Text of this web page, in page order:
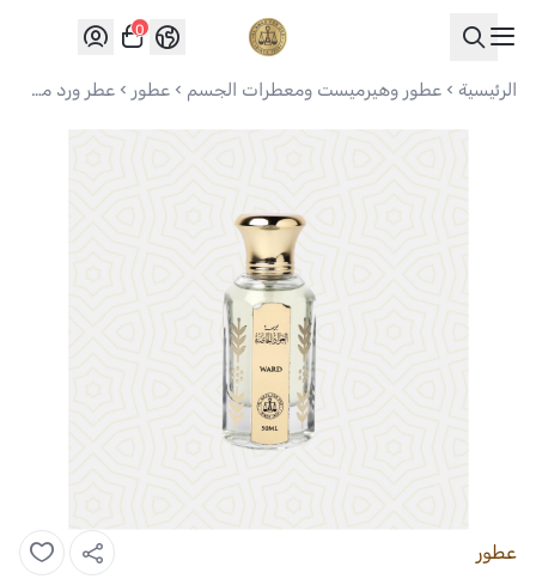
العواد للعود
0
الرئيسية عطور وهيرميست ومعطرات الجسم عطور عطر ورد مجموعة العواد
عطور